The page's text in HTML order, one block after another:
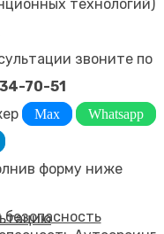
технологий)
звоните по
70-51
Max
Whatsapp
форму ниже